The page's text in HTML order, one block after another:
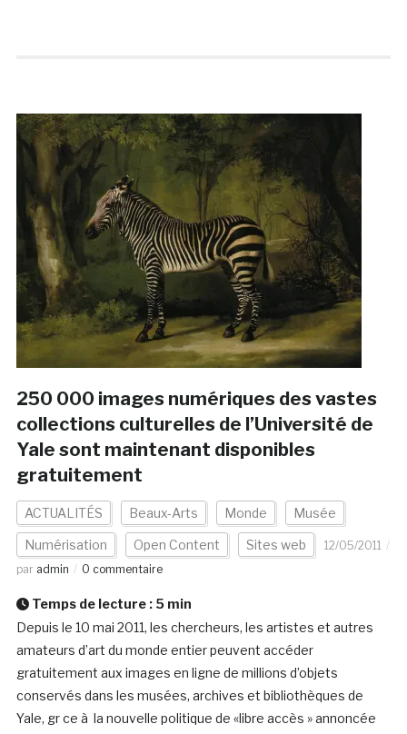
250 000 images numériques des vastes
collections culturelles de l’Université de
Yale sont maintenant disponibles
gratuitement
ACTUALITÉS Beaux-Arts Monde Musée
Numérisation Open Content Sites web
12/05/2011
par admin 0 commentaire
Temps de lecture : 5 min
Depuis le 10 mai 2011, les chercheurs, les artistes et autres
amateurs d’art du monde entier peuvent accéder
gratuitement aux images en ligne de millions d’objets
conservés dans les musées, archives et bibliothèques de
Yale, gr ce à la nouvelle politique de «libre accès » annoncée